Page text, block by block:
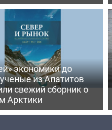
экономики до
из Апатитов
свежий сборник о
Арктики